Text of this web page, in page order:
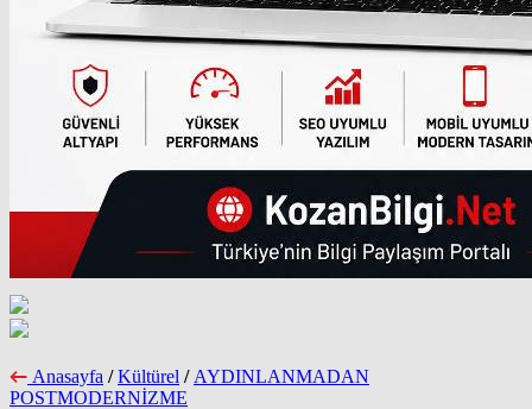
Anasayfa / Kültürel / AYDINLANMADAN
POSTMODERNİZME